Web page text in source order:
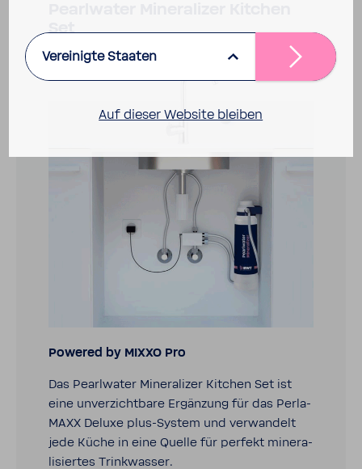
Set
Powered by MIXXO Pro
Das Pearl­water Mine­ra­lizer Kitchen Set ist
eine unver­zicht­bare Ergän­zung für das Perla­
MAXX Deluxe plus-​System und verwan­delt
jede Küche in eine Quelle für perfekt mine­ra­
li­siertes Trink­wasser.
Vereinigte Staaten
Auf dieser Website bleiben